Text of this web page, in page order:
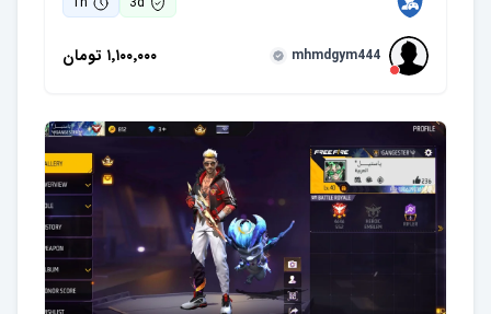
mhmdgym444 ۱٬۱۰۰٬۰۰۰ تومان